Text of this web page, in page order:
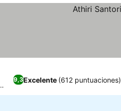
9,3Excelente (612 puntuaciones)